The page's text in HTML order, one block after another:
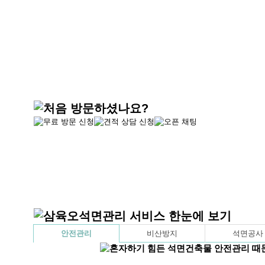
안전관리 비산방지 석면공사